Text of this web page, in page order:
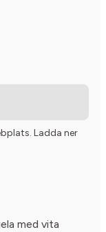
Ladda ner
med vita